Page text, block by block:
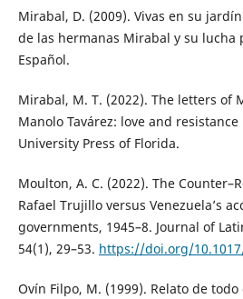
Mirabal, D. (2009). Vivas en su
de las hermanas Mirabal y su lucha
Español.
Mirabal, M. T. (2022). The letters of
Manolo Tavárez: love and
University Press of Florida.
Moulton, A. C. (2022). The
Rafael Trujillo versus Venezuela’s
governments, 1945–8. Journal of
54(1), 29–53. https://doi.org/
Ovín Filpo, M. (1999). Relato de